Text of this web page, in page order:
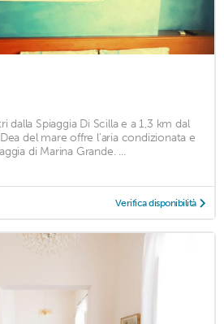
dalla Spiaggia Di Scilla e a 1,3 km dal
del mare offre l'aria condizionata e
di Marina Grande. ...
Verifica disponibilità